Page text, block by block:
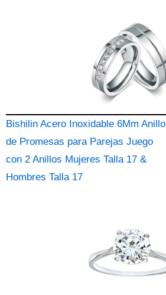
Bishilin Acero Inoxidable 6Mm Anillo
de Promesas para Parejas Juego
con 2 Anillos Mujeres Talla 17 &
Hombres Talla 17